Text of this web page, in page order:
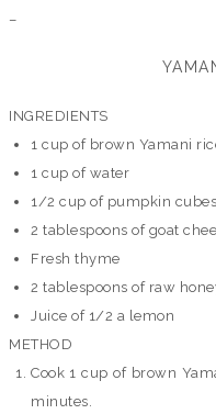
–
INGREDIENTS
1 cup of brown Yamani
1 cup of water
1/2 cup of pumpkin cubes
2 tablespoons of goat
Fresh thyme
2 tablespoons of raw
Juice of 1/2 a lemon
METHOD
Cook 1 cup of brown
minutes.